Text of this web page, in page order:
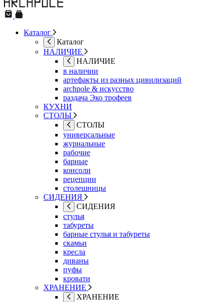
Каталог
Каталог
НАЛИЧИЕ
НАЛИЧИЕ
в наличии
артефакты из разных цивилизаций
archpole & искусство
раздача Эко трофеев
КУХНИ
СТОЛЫ
СТОЛЫ
универсальные
журнальные
рабочие
барные
консоли
рецепции
столешницы
СИДЕНИЯ
СИДЕНИЯ
стулья
табуреты
барные стулья и табуреты
скамьи
кресла
диваны
пуфы
кровати
ХРАНЕНИЕ
ХРАНЕНИЕ